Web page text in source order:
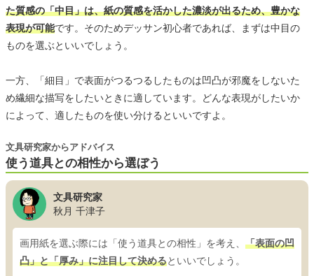
た質感の「中目」は、紙の質感を活かした濃淡が出るため、豊かな
表現が可能です。そのためデッサン初心者であれば、まずは中目の
ものを選ぶといいでしょう。
一方、「細目」で表面がつるつるしたものは凹凸が邪魔をしないた
め繊細な描写をしたいときに適しています。どんな表現がしたいか
によって、適したものを使い分けるといいですよ。
使う道具との相性から選ぼう
文具研究家からアドバイス
文具研究家
秋月 千津子
画用紙を選ぶ際には「使う道具との相性」を考え、 「表面の凹
凸」と「厚み」に注目して決めるといいでしょう。